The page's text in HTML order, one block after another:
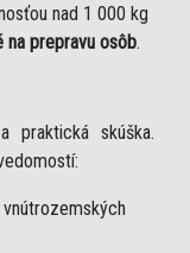
nad 1 000 kg
na prepravu osôb.
praktická skúška.